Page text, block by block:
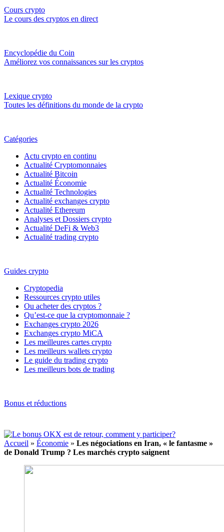
Cours crypto
Le cours des cryptos en direct
Encyclopédie du Coin
Améliorez vos connaissances sur les cryptos
Lexique crypto
Toutes les définitions du monde de la crypto
Catégories
Actu crypto en continu
Actualité Cryptomonnaies
Actualité Bitcoin
Actualité Économie
Actualité Technologies
Actualité exchanges crypto
Actualité Ethereum
Analyses et Dossiers crypto
Actualité DeFi & Web3
Actualité trading crypto
Guides crypto
Cryptopedia
Ressources crypto utiles
Ou acheter des cryptos ?
Qu’est-ce que la cryptomonnaie ?
Exchanges crypto 2026
Exchanges crypto MiCA
Les meilleures cartes crypto
Les meilleurs wallets crypto
Le guide du trading crypto
Les meilleurs bots de trading
Bonus et réductions
Accueil » Économie » Les négociations en Iran, « le fantasme »
de Donald Trump ? Les marchés crypto saignent